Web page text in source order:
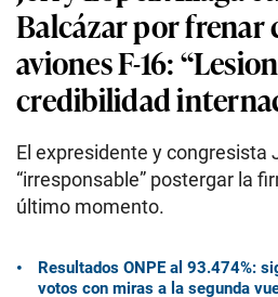
Balcázar por frenar
aviones F-16:
credibilidad
El expresidente y congresista
“irresponsable” postergar la
último momento.
Resultados ONPE al 93.474%:
votos con miras a la segunda